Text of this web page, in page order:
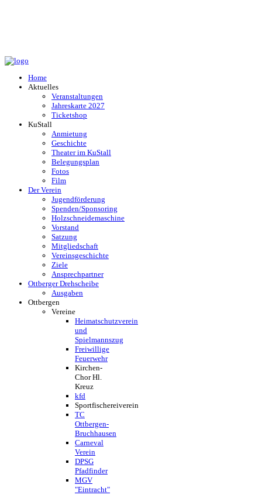
Home
Aktuelles
Veranstaltungen
Jahreskarte 2027
Ticketshop
KuStall
Anmietung
Geschichte
Theater im KuStall
Belegungsplan
Fotos
Film
Der Verein
Jugendförderung
Spenden/Sponsoring
Holzschneidemaschine
Vorstand
Satzung
Mitgliedschaft
Vereinsgeschichte
Ziele
Ansprechpartner
Ottberger Drehscheibe
Ausgaben
Ottbergen
Vereine
Heimatschutzverein
und
Spielmannszug
Freiwillige
Feuerwehr
Kirchen-
Chor Hl.
Kreuz
kfd
Sportfischereiverein
TC
Ottbergen-
Bruchhausen
Carneval
Verein
DPSG
Pfadfinder
MGV
"Eintracht"